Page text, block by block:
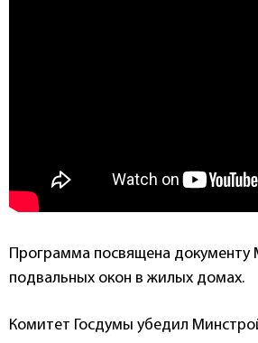
Программа посвящена
подвальных окон в жилых домах.
Комитет Госдумы убедил